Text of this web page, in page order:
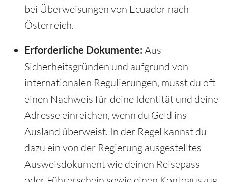
bei Überweisungen von Ecuador nach
Österreich.
Erforderliche Dokumente: Aus
Sicherheitsgründen und aufgrund von
internationalen Regulierungen, musst du oft
einen Nachweis für deine Identität und deine
Adresse einreichen, wenn du Geld ins
Ausland überweist. In der Regel kannst du
dazu ein von der Regierung ausgestelltes
Ausweisdokument wie deinen Reisepass